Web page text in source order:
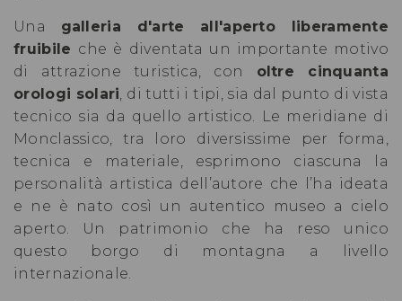
Una galleria d'arte all'aperto liberamente
fruibile che è diventata un importante motivo
di attrazione turistica, con oltre cinquanta
orologi solari, di tutti i tipi, sia dal punto di vista
tecnico sia da quello artistico. Le meridiane di
Monclassico, tra loro diversissime per forma,
tecnica e materiale, esprimono ciascuna la
personalità artistica dell’autore che l’ha ideata
e ne è nato così un autentico museo a cielo
aperto. Un patrimonio che ha reso unico
questo borgo di montagna a livello
internazionale.